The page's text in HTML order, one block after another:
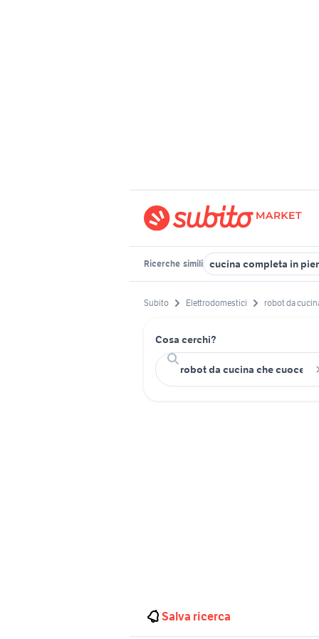
Ricerche simili cucina completa in
Subito Elettrodomestici robot da
Cosa cerchi?
Salva ricerca